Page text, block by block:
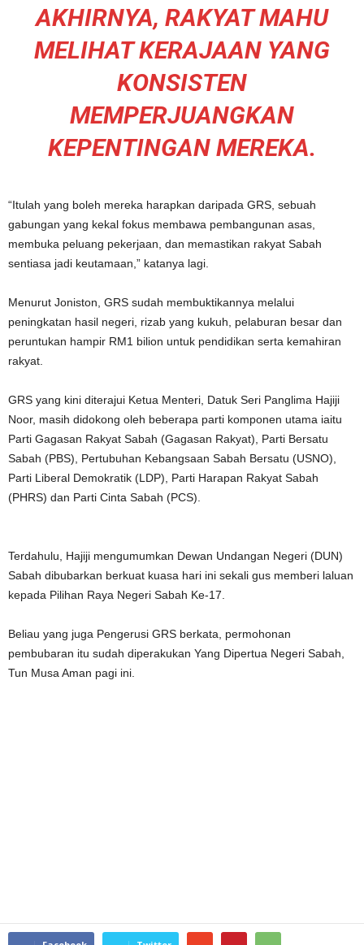
AKHIRNYA, RAKYAT MAHU
MELIHAT KERAJAAN YANG
KONSISTEN
MEMPERJUANGKAN
KEPENTINGAN MEREKA.
“Itulah yang boleh mereka harapkan daripada GRS, sebuah
gabungan yang kekal fokus membawa pembangunan asas,
membuka peluang pekerjaan, dan memastikan rakyat Sabah
sentiasa jadi keutamaan,” katanya lagi.
Menurut Joniston, GRS sudah membuktikannya melalui
peningkatan hasil negeri, rizab yang kukuh, pelaburan besar dan
peruntukan hampir RM1 bilion untuk pendidikan serta kemahiran
rakyat.
GRS yang kini diterajui Ketua Menteri, Datuk Seri Panglima Hajiji
Noor, masih didokong oleh beberapa parti komponen utama iaitu
Parti Gagasan Rakyat Sabah (Gagasan Rakyat), Parti Bersatu
Sabah (PBS), Pertubuhan Kebangsaan Sabah Bersatu (USNO),
Parti Liberal Demokratik (LDP), Parti Harapan Rakyat Sabah
(PHRS) dan Parti Cinta Sabah (PCS).
Terdahulu, Hajiji mengumumkan Dewan Undangan Negeri (DUN)
Sabah dibubarkan berkuat kuasa hari ini sekali gus memberi laluan
kepada Pilihan Raya Negeri Sabah Ke-17.
Beliau yang juga Pengerusi GRS berkata, permohonan
pembubaran itu sudah diperakukan Yang Dipertua Negeri Sabah,
Tun Musa Aman pagi ini.